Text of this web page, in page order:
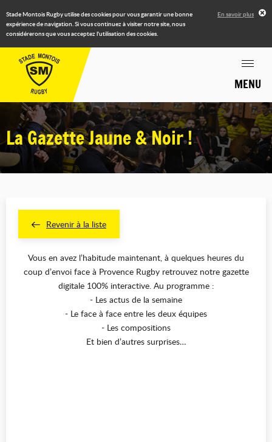
Stade Montois Rugby utilise des cookies pour vous garantir une bonne
expérience de navigation. Si vous continuez à visiter notre site, nous
considérerons que vous acceptez l'utilisation des cookies.
En savoir plus
MENU
La Gazette Jaune & Noir !
Revenir à la liste
Vous en avez l’habitude maintenant, à quelques heures du
coup d’envoi face à Provence Rugby retrouvez notre gazette
digitale 100% interactive. Au programme :
- Les actus de la semaine
- Le face à face entre les deux équipes
- Les compositions
Et bien d’autres surprises…